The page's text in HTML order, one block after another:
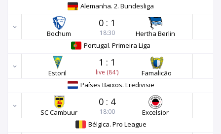
Alemanha. 2. Bundesliga
Bochum
0 : 1
18:30
Hertha Berlin
Portugal. Primeira Liga
Estoril
1 : 1
live (84')
Famalicão
Países Baixos. Eredivisie
SC Cambuur
0 : 4
18:00
Excelsior
Bélgica. Pro League